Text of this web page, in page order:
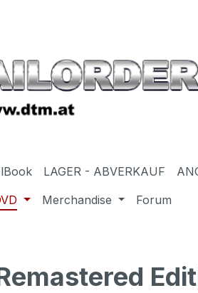
LAGER - ABVERKAUF
Merchandise Forum